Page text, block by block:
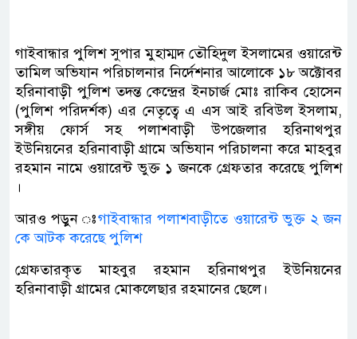
গাইবান্ধার পুলিশ সুপার মুহাম্মদ তৌহিদুল ইসলামের ওয়ারেন্ট
তামিল অভিযান পরিচালনার নির্দেশনার আলোকে ১৮ অক্টোবর
হরিনাবাড়ী পু্লিশ তদন্ত কেন্দ্রের ইনচার্জ মোঃ রাকিব হোসেন
(পুলিশ পরিদর্শক) এর নেতৃত্বে এ এস আই রবিউল ইসলাম,
সঙ্গীয় ফোর্স সহ পলাশবাড়ী উপজেলার হরিনাথপুর
ইউনিয়নের হরিনাবাড়ী গ্রামে অভিযান পরিচালনা করে মাহবুর
রহমান নামে ওয়ারেন্ট ভুক্ত ১ জনকে গ্রেফতার করেছে পুলিশ
।
আরও পড়ুন ঃগাইবান্ধার পলাশবাড়ীতে ওয়ারেন্ট ভুক্ত ২ জন
কে আটক করেছে পুলিশ
গ্রেফতারকৃত মাহবুর রহমান হরিনাথপুর ইউনিয়নের
হরিনাবাড়ী গ্রামের মোকলেছার রহমানের ছেলে।